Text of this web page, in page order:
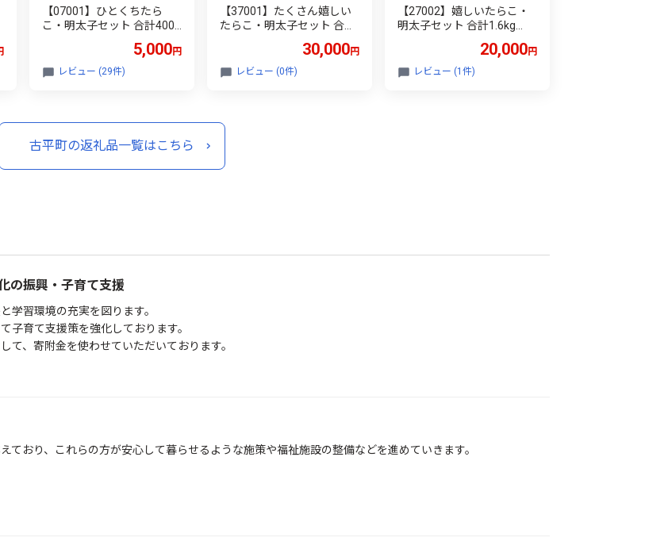
【07001】ひとくちたら
こ・明太子セット 合計400g
5,000円
レビュー (29件)
【37001】たくさん嬉しい
たらこ・明太子セット 合計
30,000円
レビュー (0件)
【27002】嬉しいたらこ・
明太子セット 合計1.6kg
20,000円
レビュー (1件)
古平町の返礼品一覧はこちら
の振興・子育て支援
学習環境の充実を図ります。
子育て支援策を強化しております。
て、寄附金を使わせていただいております。
ており、これらの方が安心して暮らせるような施策や福祉施設の整備などを進めていきます。